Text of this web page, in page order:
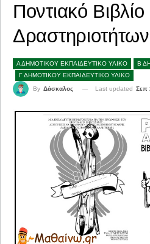
Ποντιακό Βιβλίο
Δραστηριοτήτων
Α ΔΗΜΟΤΙΚΟΥ ΕΚΠΑΙΔΕΥΤΙΚΟ ΥΛΙΚΟ
Β
Γ ΔΗΜΟΤΙΚΟΥ ΕΚΠΑΙΔΕΥΤΙΚΟ ΥΛΙΚΟ
By Δάσκαλος Last updated Σεπ